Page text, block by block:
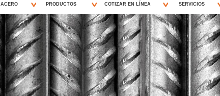
ACERO PRODUCTOS COTIZAR EN LÍNEA SERVICIOS